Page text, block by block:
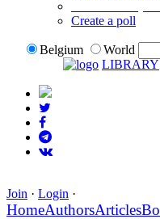
Create a poll
Belgium
World
LIBRARY
Join · Login ·
HomeAuthorsArticles